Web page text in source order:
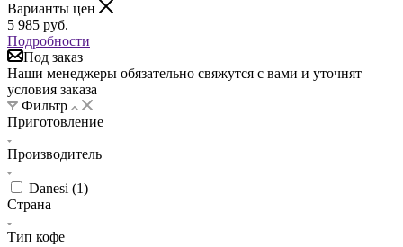
Варианты цен
5 985 руб.
Подробности
Под заказ
Наши менеджеры обязательно свяжутся с вами и уточнят
условия заказа
Фильтр
Приготовление
Производитель
Danesi (1)
Страна
Тип кофе